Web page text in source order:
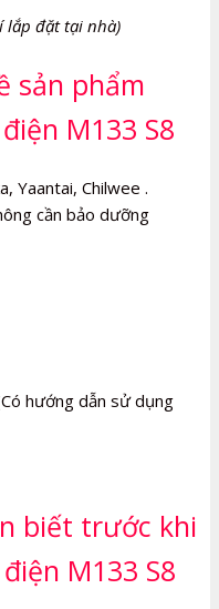
lắp đặt tại nhà)
sản phẩm
M133 S8
Yaantai, Chilwee .
cần bảo dưỡng
hướng dẫn sử dụng
biết trước khi
M133 S8